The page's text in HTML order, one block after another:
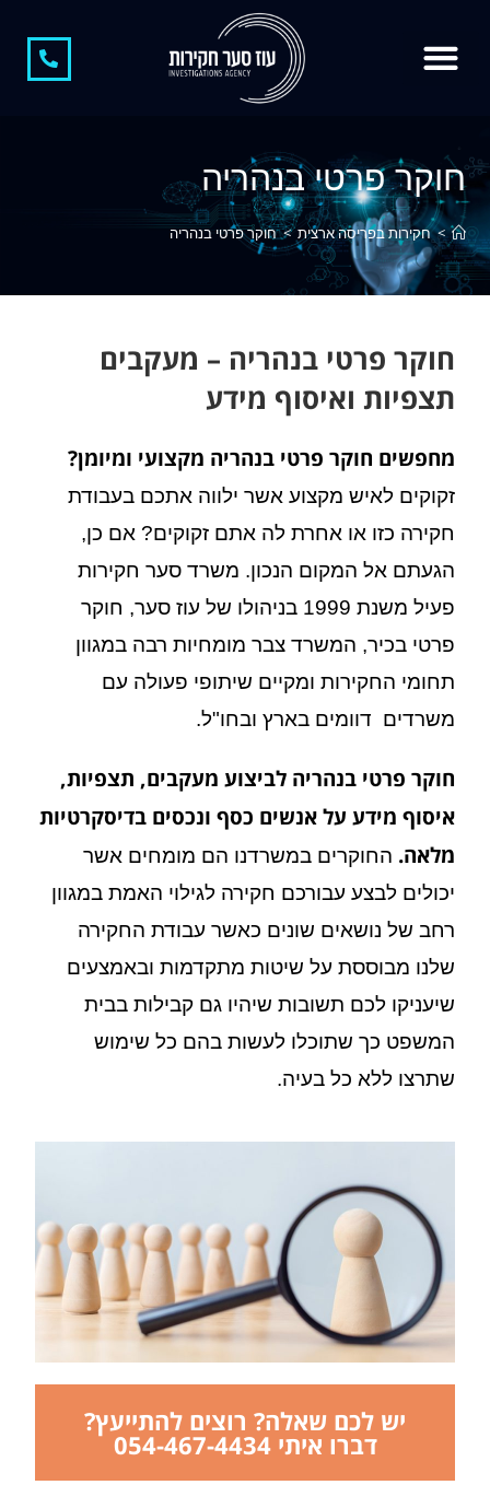
חוקר פרטי בנהריה
> חקירות בפריסה ארצית > חוקר פרטי בנהריה
חוקר פרטי בנהריה – מעקבים
תצפיות ואיסוף מידע
מחפשים חוקר פרטי בנהריה מקצועי ומיומן?
זקוקים לאיש מקצוע אשר ילווה אתכם בעבודת
חקירה כזו או אחרת לה אתם זקוקים? אם כן,
הגעתם אל המקום הנכון. משרד סער חקירות
פעיל משנת 1999 בניהולו של עוז סער, חוקר
פרטי בכיר, המשרד צבר מומחיות רבה במגוון
תחומי החקירות ומקיים שיתופי פעולה עם
משרדים דוומים בארץ ובחו"ל.
חוקר פרטי בנהריה לביצוע מעקבים, תצפיות,
איסוף מידע על אנשים כסף ונכסים בדיסקרטיות
מלאה. החוקרים במשרדנו הם מומחים אשר
יכולים לבצע עבורכם חקירה לגילוי האמת במגוון
רחב של נושאים שונים כאשר עבודת החקירה
שלנו מבוססת על שיטות מתקדמות ובאמצעים
שיעניקו לכם תשובות שיהיו גם קבילות בבית
המשפט כך שתוכלו לעשות בהם כל שימוש
שתרצו ללא כל בעיה.
יש לכם שאלה? רוצים להתייעץ?
דברו איתי 054-467-4434